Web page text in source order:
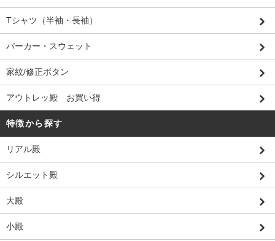
Tシャツ（半袖・長袖）
パーカー・スウェット
家紋/修正ボタン
アウトレッ殿 お買い得
特徴から探す
リアル殿
シルエット殿
大殿
小殿